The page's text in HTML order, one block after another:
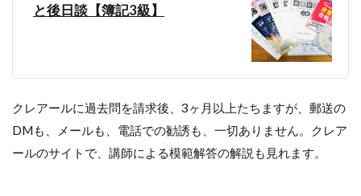
と後日談【簿記3級】
クレアールに過去問を請求後、3ヶ月以上たちますが、郵送の
DMも、メールも、電話での勧誘も、一切ありません。クレア
ールのサイトで、講師による模範解答の解説も見れます。